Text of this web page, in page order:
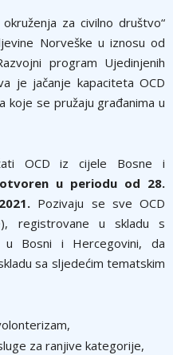
za civilno društvo“
Norveške u iznosu od
program Ujedinjenih
je jačanje kapaciteta OCD
koje se pružaju građanima u
OCD iz cijele Bosne i
u periodu od 28.
Pozivaju se sve OCD
registrovane u skladu s
u Bosni i Hercegovini, da
sa sljedećim tematskim
za ranjive kategorije,